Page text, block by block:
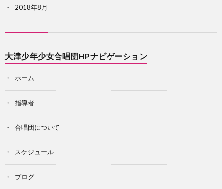
2018年8月
大津少年少女合唱団HPナビゲーション
ホーム
指導者
合唱団について
スケジュール
ブログ